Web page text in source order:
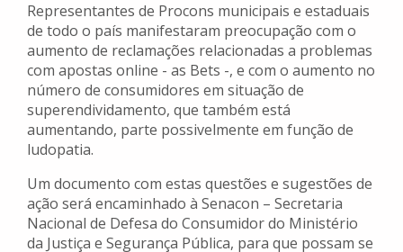
Representantes de Procons municipais e estaduais
de todo o país manifestaram preocupação com o
aumento de reclamações relacionadas a problemas
com apostas online - as Bets -, e com o aumento no
número de consumidores em situação de
superendividamento, que também está
aumentando, parte possivelmente em função de
ludopatia.
Um documento com estas questões e sugestões de
ação será encaminhado à Senacon – Secretaria
Nacional de Defesa do Consumidor do Ministério
da Justiça e Segurança Pública, para que possam se